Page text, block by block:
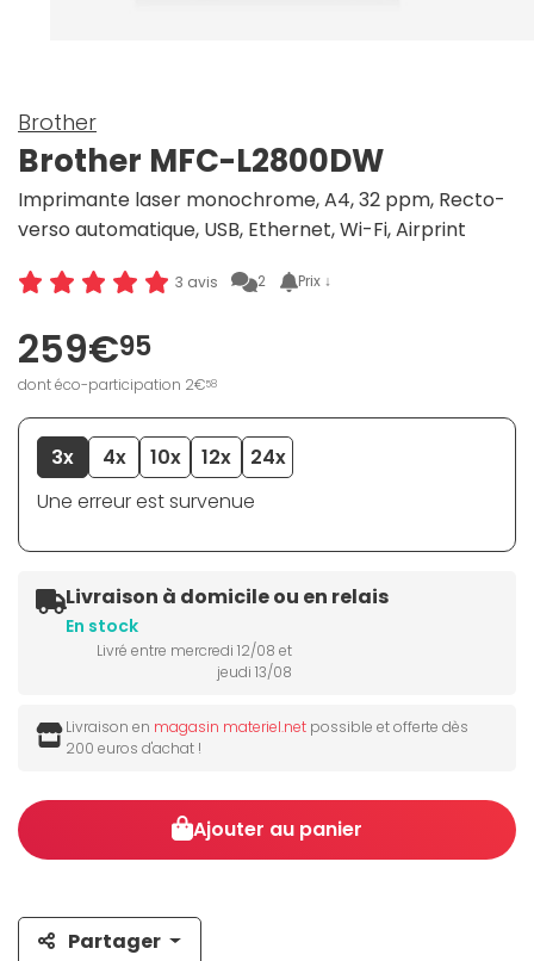
Brother
Brother MFC-L2800DW
Imprimante laser monochrome, A4, 32 ppm, Recto-
verso automatique, USB, Ethernet, Wi-Fi, Airprint
3 avis 2 Prix ↓
259€95
dont éco-participation 2€58
3x 4x 10x 12x
24x
Une erreur est survenue
Livraison à domicile ou en relais
En stock
Livré entre mercredi 12/08 et
jeudi 13/08
Livraison en magasin materiel.net possible et offerte dès
200 euros d'achat !
Ajouter au panier
Partager